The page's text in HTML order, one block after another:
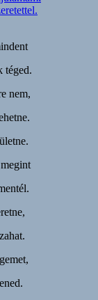
téged.
nem,